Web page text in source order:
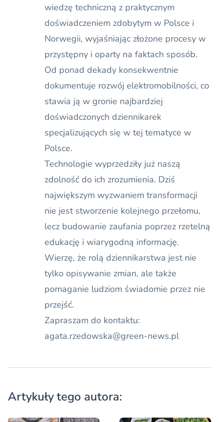
wiedzę techniczną z praktycznym
doświadczeniem zdobytym w Polsce i
Norwegii, wyjaśniając złożone procesy w
przystępny i oparty na faktach sposób.
Od ponad dekady konsekwentnie
dokumentuje rozwój elektromobilności, co
stawia ją w gronie najbardziej
doświadczonych dziennikarek
specjalizujących się w tej tematyce w
Polsce.
Technologie wyprzedziły już naszą
zdolność do ich zrozumienia. Dziś
największym wyzwaniem transformacji
nie jest stworzenie kolejnego przełomu,
lecz budowanie zaufania poprzez rzetelną
edukację i wiarygodną informację.
Wierzę, że rolą dziennikarstwa jest nie
tylko opisywanie zmian, ale także
pomaganie ludziom świadomie przez nie
przejść.
Zapraszam do kontaktu:
agata.rzedowska@green-news.pl
Artykuły tego autora: